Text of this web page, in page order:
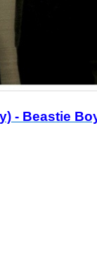
- Beastie